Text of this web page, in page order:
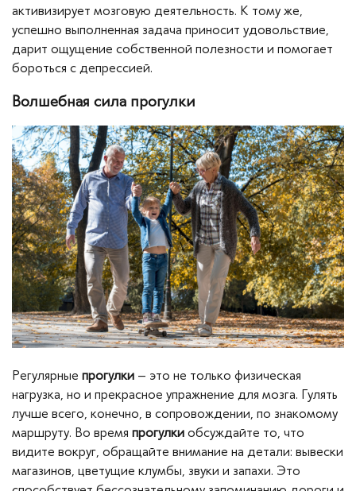
активизирует мозговую деятельность. К тому же,
успешно выполненная задача приносит удовольствие,
дарит ощущение собственной полезности и помогает
бороться с депрессией.
Волшебная сила прогулки
Регулярные прогулки – это не только физическая
нагрузка, но и прекрасное упражнение для мозга. Гулять
лучше всего, конечно, в сопровождении, по знакомому
маршруту. Во время прогулки обсуждайте то, что
видите вокруг, обращайте внимание на детали: вывески
магазинов, цветущие клумбы, звуки и запахи. Это